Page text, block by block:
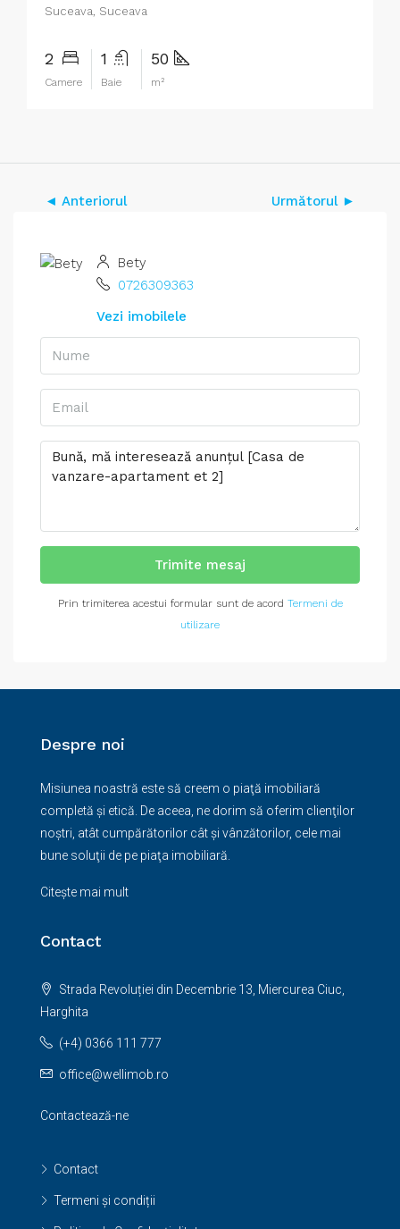
Suceava, Suceava
2
Camere
1
Baie
50
m²
◄ Anteriorul Următorul ►
Bety
0726309363
Vezi imobilele
Trimite mesaj
Prin trimiterea acestui formular sunt de acord Termeni de
utilizare
Despre noi
Misiunea noastră este să creem o piaţă imobiliară
completă şi etică. De aceea, ne dorim să oferim clienţilor
noştri, atât cumpărătorilor cât şi vânzătorilor, cele mai
bune soluţii de pe piaţa imobiliară.
Citește mai mult
Contact
Strada Revoluției din Decembrie 13, Miercurea Ciuc,
Harghita
(+4) 0366 111 777
office@wellimob.ro
Contactează-ne
Contact
Termeni și condiții